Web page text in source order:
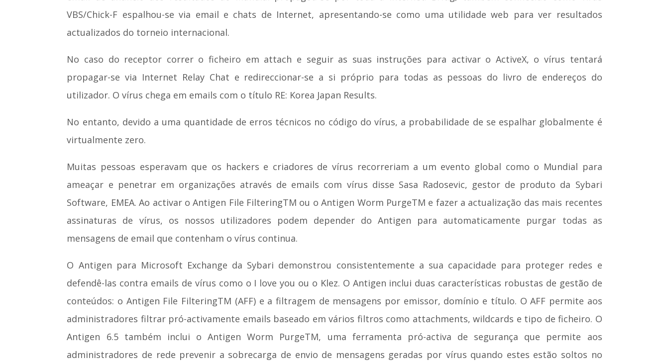
VBS/Chick-F espalhou-se via email e chats de Internet, apresentando-se como uma utilidade web para ver resultados
actualizados do torneio internacional.
No caso do receptor correr o ficheiro em attach e seguir as suas instruções para activar o ActiveX, o vírus tentará
propagar-se via Internet Relay Chat e redireccionar-se a si próprio para todas as pessoas do livro de endereços do
utilizador. O vírus chega em emails com o título RE: Korea Japan Results.
No entanto, devido a uma quantidade de erros técnicos no código do vírus, a probabilidade de se espalhar globalmente é
virtualmente zero.
Muitas pessoas esperavam que os hackers e criadores de vírus recorreriam a um evento global como o Mundial para
ameaçar e penetrar em organizações através de emails com vírus disse Sasa Radosevic, gestor de produto da Sybari
Software, EMEA. Ao activar o Antigen File FilteringTM ou o Antigen Worm PurgeTM e fazer a actualização das mais recentes
assinaturas de vírus, os nossos utilizadores podem depender do Antigen para automaticamente purgar todas as
mensagens de email que contenham o vírus continua.
O Antigen para Microsoft Exchange da Sybari demonstrou consistentemente a sua capacidade para proteger redes e
defendê-las contra emails de vírus como o I love you ou o Klez. O Antigen inclui duas características robustas de gestão de
conteúdos: o Antigen File FilteringTM (AFF) e a filtragem de mensagens por emissor, domínio e título. O AFF permite aos
administradores filtrar pró-activamente emails baseado em vários filtros como attachments, wildcards e tipo de ficheiro. O
Antigen 6.5 também inclui o Antigen Worm PurgeTM, uma ferramenta pró-activa de segurança que permite aos
administradores de rede prevenir a sobrecarga de envio de mensagens geradas por vírus quando estes estão soltos no